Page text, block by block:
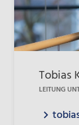
Tobias
LEITUNG